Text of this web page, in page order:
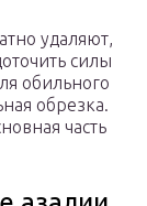
удаляют,
силы
обильного
обрезка.
часть